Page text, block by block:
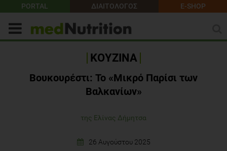
PORTAL ΔΙΑΙΤΟΛΟΓΟΣ E-SHOP
ΚΟΥΖΙΝΑ
Βουκουρέστι: Το «Μικρό Παρίσι των
Βαλκανίων»
της Ελίνας Δήμητσα
26 Αυγούστου 2025